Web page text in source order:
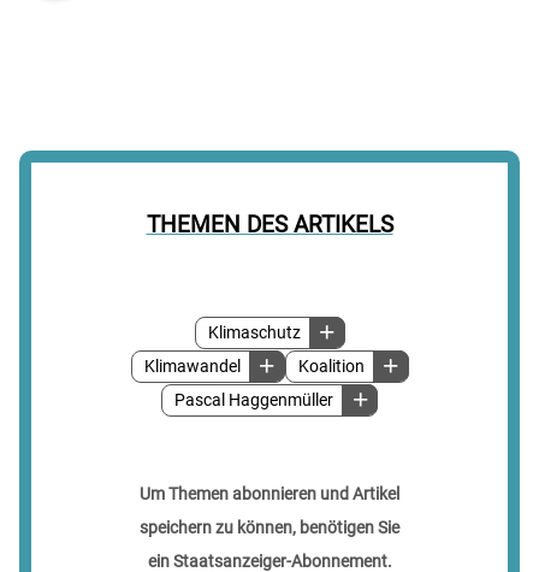
THEMEN DES ARTIKELS
Klimaschutz
Klimawandel
Koalition
Pascal Haggenmüller
Um Themen abonnieren und Artikel
speichern zu können, benötigen Sie
ein Staatsanzeiger-Abonnement.